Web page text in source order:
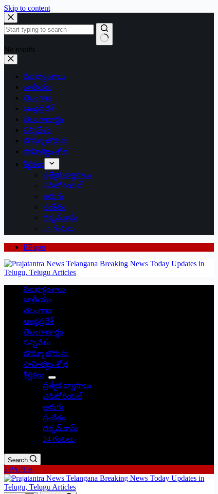
Skip to content
No results
ముఖ్యాంశాలు
జాతీయం
తెలంగాణ
ఆంధ్రప్రదేశ్
తెలంగాణార్థం
సన్నివేశం
బొమ్మా బొరుసు
సాహిత్యం-శోభ
శీర్షికలు
ప్రత్యేక వ్యాసాలు
ఎడిటోరియల్
అరుగు
సంకేతం
దక్కన్.కామ్
24 గంటలు
EPaper
ముఖ్యాంశాలు
జాతీయం
తెలంగాణ
ఆంధ్రప్రదేశ్
తెలంగాణార్థం
సన్నివేశం
బొమ్మా బొరుసు
సాహిత్యం-శోభ
శీర్షికలు
ప్రత్యేక వ్యాసాలు
ఎడిటోరియల్
అరుగు
సంకేతం
దక్కన్.కామ్
24 గంటలు
Search
EPAPER